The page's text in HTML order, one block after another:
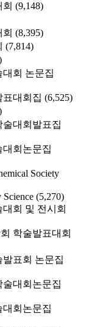
(9,148)
(8,395)
(7,814)
회 논문집
대회집 (6,525)
대회발표집
회논문집
Society
Science (5,270)
회 및 전시회
학술발표대회
표회 논문집
대회논문집
회논문집